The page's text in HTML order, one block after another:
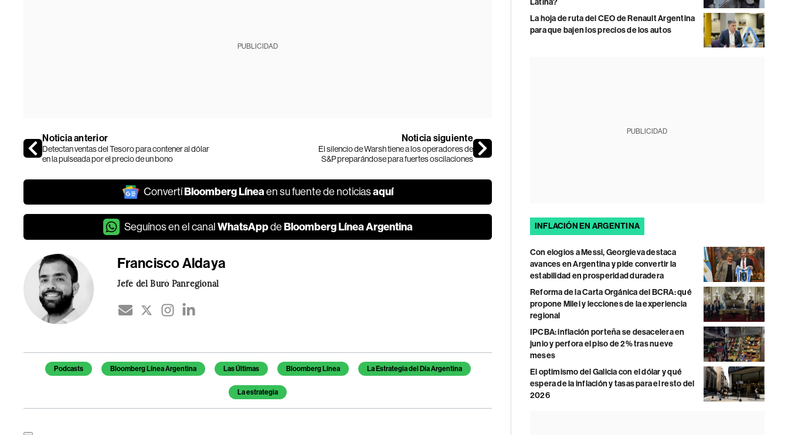
PUBLICIDAD
Noticia anterior
Detectan ventas del Tesoro para contener al dólar
en la pulseada por el precio de un bono
Noticia siguiente
El silencio de Warsh tiene a los operadores de
S&P preparándose para fuertes oscilaciones
ConvertíBloomberg Líneaen su fuente de noticiasaquí
Seguínos en el canal WhatsAppde Bloomberg Línea Argentina
Francisco Aldaya
Jefé del Buró Panregional
Temas de este artículo
Podcasts Bloomberg Línea Argentina Las Últimas Bloomberg Línea La Estrategia del Día Argentina
La estrategia
Latina?
La hoja de ruta del CEO de Renault Argentina
para que bajen los precios de los autos
PUBLICIDAD
INFLACIÓN EN ARGENTINA
Con elogios a Messi, Georgieva destaca
avances en Argentina y pide convertir la
estabilidad en prosperidad duradera
Reforma de la Carta Orgánica del BCRA: qué
propone Milei y lecciones de la experiencia
regional
IPCBA: inflación porteña se desacelera en
junio y perfora el piso de 2% tras nueve
meses
El optimismo del Galicia con el dólar y qué
espera de la inflación y tasas para el resto del
2026